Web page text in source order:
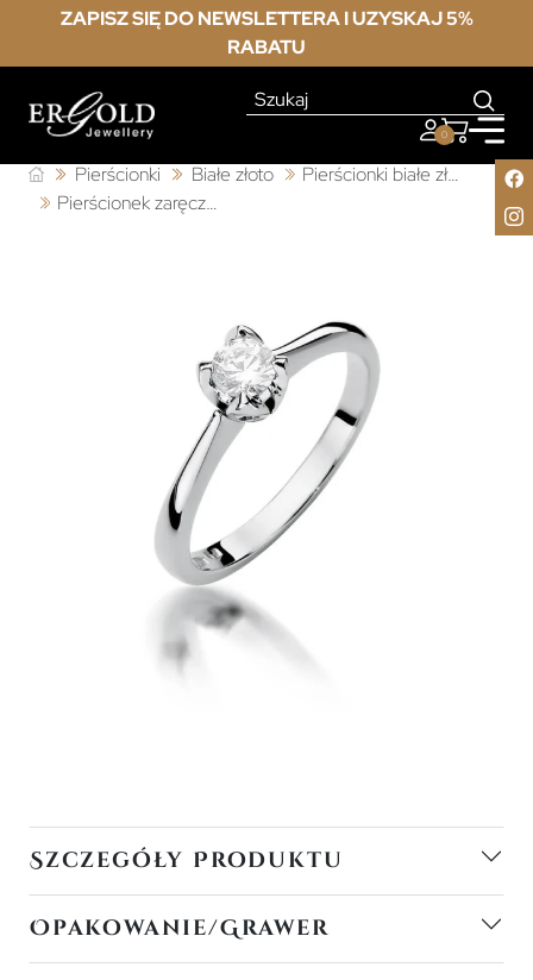
ZAPISZ SIĘ DO NEWSLETTERA I UZYSKAJ 5%
RABATU
0
Pierścionki Białe złoto
Pierścionki białe złoto z diamentem
Pierścionek zaręczynowy diament białe złoto 0,30ct
Szczegóły Produktu
Opakowanie/Grawer